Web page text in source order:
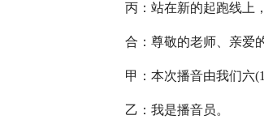
丙：站在新的起跑线上
合：尊敬的老师、亲爱
甲：本次播音由我们六
乙：我是播音员。